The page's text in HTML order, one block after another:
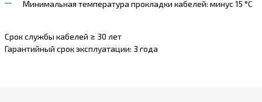
Минимальная температура прокладки кабелей: минус 15 °С
Срок службы кабелей ≥ 30 лет
Гарантийный срок эксплуатации: 3 года